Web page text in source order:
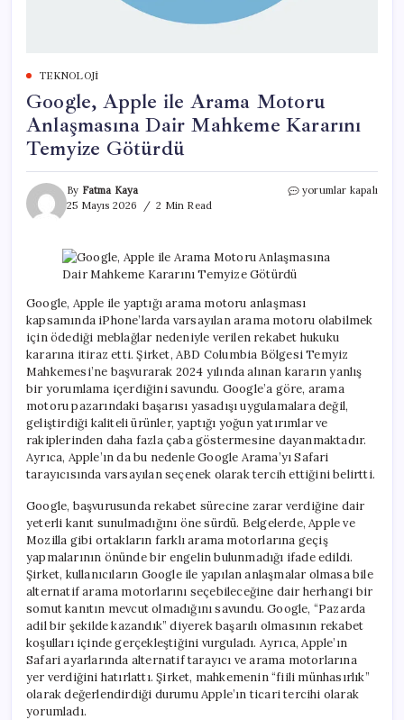
TEKNOLOJI
Google, Apple ile Arama Motoru
Anlaşmasına Dair Mahkeme Kararını
Temyize Götürdü
By Fatma Kaya
25 Mayıs 2026
2 Min Read
Google,
Anlaşmasına
Kararını
Temyize
Götürdü
için
yorumlar kapalı
Google, Apple ile yaptığı arama motoru anlaşması
kapsamında iPhone’larda varsayılan arama motoru olabilmek
için ödediği meblağlar nedeniyle verilen rekabet hukuku
kararına itiraz etti. Şirket, ABD Columbia Bölgesi Temyiz
Mahkemesi’ne başvurarak 2024 yılında alınan kararın yanlış
bir yorumlama içerdiğini savundu. Google’a göre, arama
motoru pazarındaki başarısı yasadışı uygulamalara değil,
geliştirdiği kaliteli ürünler, yaptığı yoğun yatırımlar ve
rakiplerinden daha fazla çaba göstermesine dayanmaktadır.
Ayrıca, Apple’ın da bu nedenle Google Arama’yı Safari
tarayıcısında varsayılan seçenek olarak tercih ettiğini belirtti.
Google, başvurusunda rekabet sürecine zarar verdiğine dair
yeterli kanıt sunulmadığını öne sürdü. Belgelerde, Apple ve
Mozilla gibi ortakların farklı arama motorlarına geçiş
yapmalarının önünde bir engelin bulunmadığı ifade edildi.
Şirket, kullanıcıların Google ile yapılan anlaşmalar olmasa bile
alternatif arama motorlarını seçebileceğine dair herhangi bir
somut kanıtın mevcut olmadığını savundu. Google, “Pazarda
adil bir şekilde kazandık” diyerek başarılı olmasının rekabet
koşulları içinde gerçekleştiğini vurguladı. Ayrıca, Apple’ın
Safari ayarlarında alternatif tarayıcı ve arama motorlarına
yer verdiğini hatırlattı. Şirket, mahkemenin “fiili münhasırlık”
olarak değerlendirdiği durumu Apple’ın ticari tercihi olarak
yorumladı.